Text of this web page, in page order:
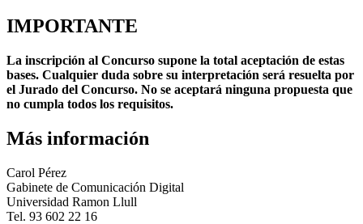
IMPORTANTE
La inscripción al Concurso supone la total aceptación de estas
bases. Cualquier duda sobre su interpretación será resuelta por
el Jurado del Concurso. No se aceptará ninguna propuesta que
no cumpla todos los requisitos.
Más información
Carol Pérez
Gabinete de Comunicación Digital
Universidad Ramon Llull
Tel. 93 602 22 16